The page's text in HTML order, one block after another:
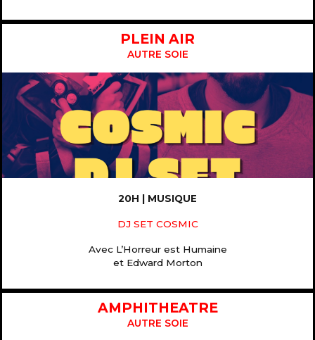
PLEIN AIR
AUTRE SOIE
20H | MUSIQUE
DJ SET COSMIC
Avec L’Horreur est Humaine
et Edward Morton
AMPHITHEATRE
AUTRE SOIE